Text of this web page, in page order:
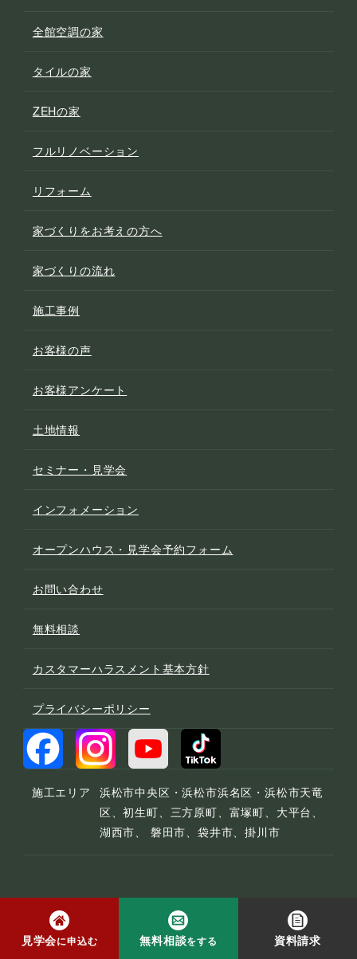
全館空調の家
タイルの家
ZEHの家
フルリノベーション
リフォーム
家づくりをお考えの方へ
家づくりの流れ
施工事例
お客様の声
お客様アンケート
土地情報
セミナー・見学会
インフォメーション
オープンハウス・見学会予約フォーム
お問い合わせ
無料相談
カスタマーハラスメント基本方針
プライバシーポリシー
施工エリア
浜松市中央区・浜松市浜名区・浜松市天竜
区、初生町、三方原町、富塚町、大平台、
湖西市、 磐田市、袋井市、掛川市
見学会に申込む 無料相談をする 資料請求
© 2022 宮下工務店